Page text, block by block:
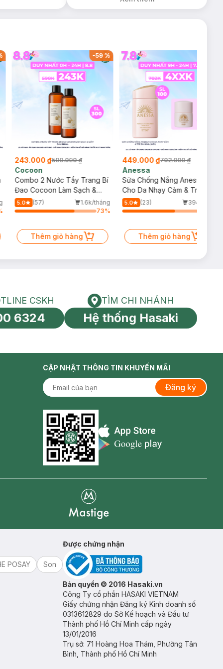
(SL có hạn)
-59%
243.000 ₫590.000 ₫
Cocoon
Combo 2 Nước Tẩy Trang Bí
Đao Cocoon Làm Sạch &
Giảm Dầu 500ml
5.0 (57)
1.6k/tháng
73%
Thêm giỏ hàng
449.000 ₫702.000 ₫
Anessa
Sữa Chống Nắng Anessa
Cho Da Nhạy Cảm & Trẻ Em
60ml (Mới)
5.0 (23)
394/tháng
Thêm giỏ hàng
toàn cầu
HOTLINE CSKH
CSKH
6324
Tìm chi nhánh
TÌM CHI NHÁNH
Hệ thống Hasaki
CẬP NHẬT THÔNG TIN KHUYẾN MÃI
Đăng ký
Appstore icon
POSAY
Son
Được chứng nhận
Bản quyền © 2016 Hasaki.vn
Công Ty cổ phần HASAKI VIETNAM
Giấy chứng nhận Đăng ký Kinh doanh số
0313612829 do Sở Kế hoạch và Đầu tư
Thành phố Hồ Chí Minh cấp ngày
13/01/2016
Trụ sở: 71 Hoàng Hoa Thám, Phường Tân
Bình, Thành phố Hồ Chí Minh